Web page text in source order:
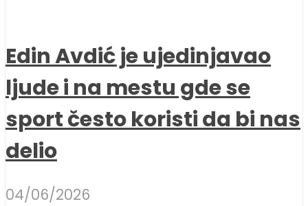
Edin Avdić je ujedinjavao
ljude i na mestu gde se
sport često koristi da bi nas
delio
04/06/2026